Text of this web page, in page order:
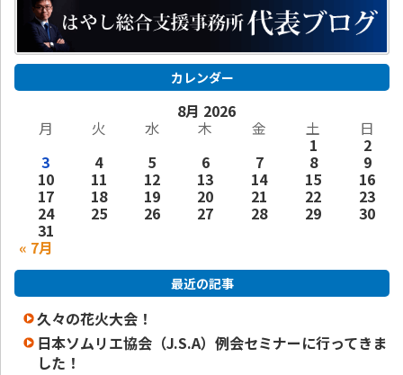
カレンダー
8月 2026
月 火 水 木 金 土 日
« 7月
1 2
3 4 5 6 7 8 9
10 11 12 13 14 15 16
17 18 19 20 21 22 23
24 25 26 27 28 29 30
31
最近の記事
久々の花火大会！
日本ソムリエ協会（J.S.A）例会セミナーに行ってきま
した！